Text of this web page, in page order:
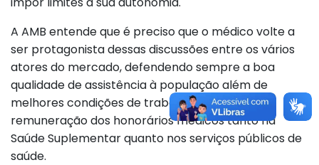
A AMB entende que é preciso que o médico volte a
ser protagonista dessas discussões entre os vários
atores do mercado, defendendo sempre a boa
qualidade de assistência à população além de
melhores condições de trabalho e justa
remuneração dos honorários médicos tanto na
Saúde Suplementar quanto nos serviços públicos de
saúde.